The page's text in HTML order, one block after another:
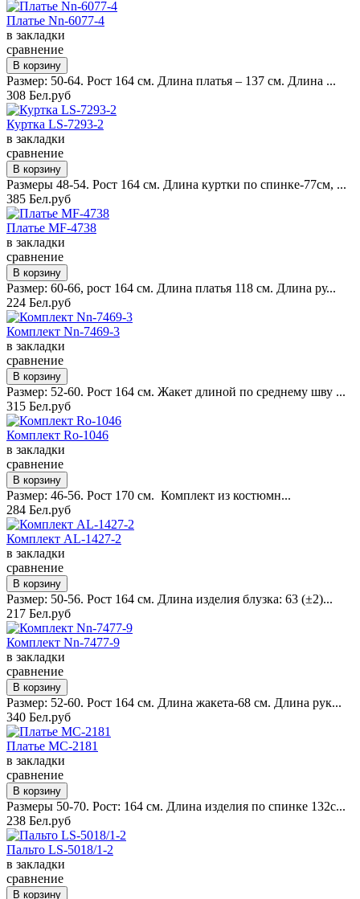
Платье Nn-6077-4
в закладки
сравнение
Размер: 50-64. Рост 164 см. Длина платья – 137 см. Длина ...
308 Бел.руб
Куртка LS-7293-2
в закладки
сравнение
Размеры 48-54. Рост 164 см. Длина куртки по спинке-77см, ...
385 Бел.руб
Платье MF-4738
в закладки
сравнение
Размер: 60-66, рост 164 см. Длина платья 118 см. Длина ру...
224 Бел.руб
Комплект Nn-7469-3
в закладки
сравнение
Размер: 52-60. Рост 164 см. Жакет длиной по среднему шву ...
315 Бел.руб
Комплект Ro-1046
в закладки
сравнение
Размер: 46-56. Рост 170 см. Комплект из костюмн...
284 Бел.руб
Комплект AL-1427-2
в закладки
сравнение
Размер: 50-56. Рост 164 см. Длина изделия блузка: 63 (±2)...
217 Бел.руб
Комплект Nn-7477-9
в закладки
сравнение
Размер: 52-60. Рост 164 см. Длина жакета-68 см. Длина рук...
340 Бел.руб
Платье MC-2181
в закладки
сравнение
Размеры 50-70. Рост: 164 см. Длина изделия по спинке 132с...
238 Бел.руб
Пальто LS-5018/1-2
в закладки
сравнение